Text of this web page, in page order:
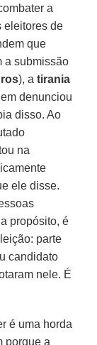
a
eleitores de
que
a submissão
), atirania
denunciou
disso. Ao
na
ele disse.
propósito, é
parte
candidato
nele. É
é uma horda
porque a